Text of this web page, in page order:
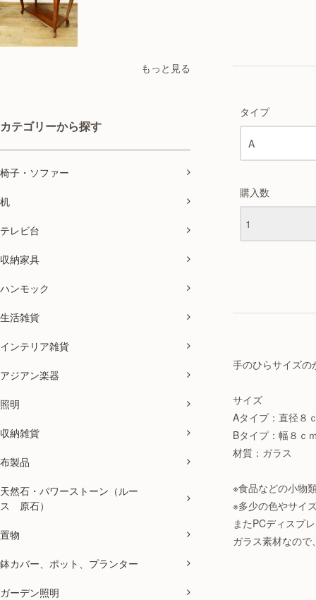
もっと見る
カテゴリーから探す
椅子・ソファー
机
テレビ台
収納家具
ハンモック
生活雑貨
インテリア雑貨
アジアン楽器
照明
収納雑貨
布製品
天然石・パワーストーン（ルー
ス 原石）
置物
鉢カバー、ポット、プランター
ガーデン照明
タイプ
購入数
手のひらサイズの
サイズ
Aタイプ：直径８
Bタイプ：幅８
材質：ガラス
※食品などの小物
※多少の色やサイ
またPCディスプ
ガラス素材なの